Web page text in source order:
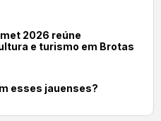
2026 reúne
e turismo em Brotas
esses jauenses?